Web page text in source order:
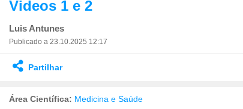
Videos 1 e 2
Luis Antunes
Publicado a 23.10.2025 12:17
Partilhar
Área Científica: Medicina e Saúde